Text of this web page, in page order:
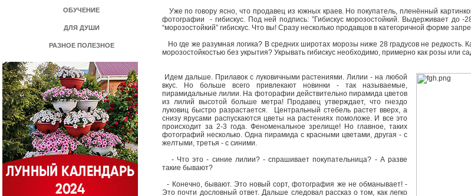
ОБУЧЕНИЕ
ДЛЯ ДУШИ
РАЗНОЕ ПОЛЕЗНОЕ
Уже по говору ясно, что продавец из южных краев. Но покупатель, пленённый
фотографии - гибискус. Под ней подпись: ”Гибискус морозостойкий. Выдерживает до -
“морозостойкий” гибискус. Что вы! Сразу несколько продавцов в категоричной форме
Но где же разумная логика? В средних широтах морозы ниже 28 градусов не редкость.
морозостойкостью без укрытия? Укрывать гибискус необходимо, примерно как розы или
Идем дальше. Прилавок с луковичными растениями. Лилии - на любой
вкус. Но больше всего привлекают новинки - так называемые,
пирамидальные лилии. На фоторафии действительно пирамида цветов
из лилий высотой больше метра! Продавец утверждает, что гнездо
луковиц быстро разрастается. Центральный стебель растет вверх, а
снизу ярусами распускаются цветы на растениях помоложе. И все это
происходит за 2-3 года. Феноменальное зрелище! Но главное, таких
фотографий несколько. Одна пирамида с красными цветами, другая - с
желтыми, третья - с синими.
- Что это - синие лилии? - спрашивает покупательница? - А разве
такие бывают?
- Конечно, бывают. Это новый сорт, фотография же не обманывает! -
Это почти дословный ответ. Дальше следовал рассказ о том, как легко